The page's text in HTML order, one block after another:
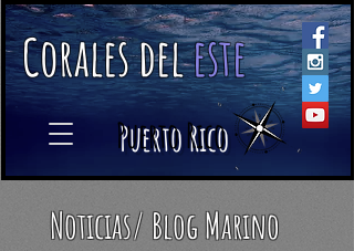
Coralesdeleste​
Puerto Rico
Noticias/ Blog Marino